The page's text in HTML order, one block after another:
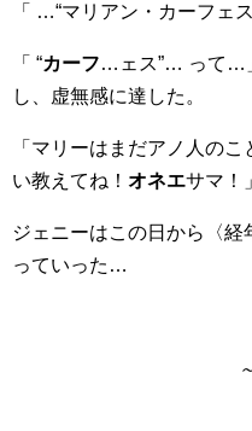
「 …“マリアン・カーフェ
「 “カーフ…ェス”… って…
し、虚無感に達した。
「マリーはまだアノ人の
い教えてね！ オネエサマ！」
ジェニーはこの日から〈
っていった…